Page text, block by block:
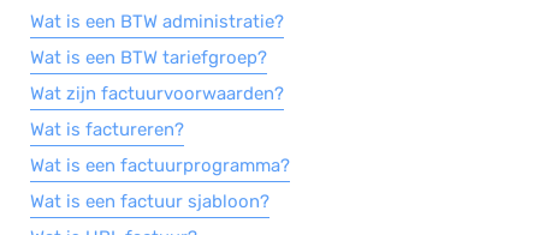
Marketing automation
Support
VoIP
Chat
Helpdesk
Wat is een BTW administratie?
Wat is een BTW tariefgroep?
Wat zijn factuurvoorwaarden?
Wat is factureren?
Wat is een factuurprogramma?
Wat is een factuur sjabloon?